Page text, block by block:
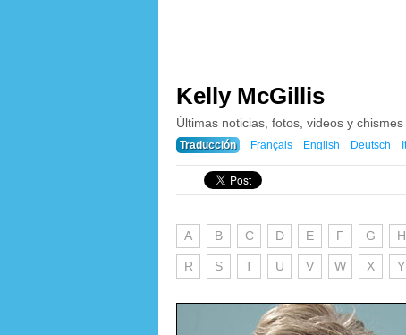
Kelly McGillis
Últimas noticias, fotos, videos y chismes
Traducción Français English Deutsch
A B C D E F G H
R S T U V W X Y